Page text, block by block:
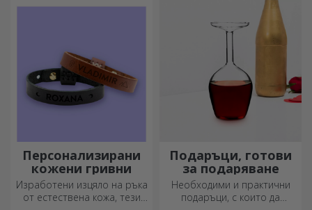
Персонализирани
кожени гривни
Изработени изцяло на ръка
от естествена кожа, тези
Подаръци, готови
за подаряване
Необходими и практични
подаръци, с които да